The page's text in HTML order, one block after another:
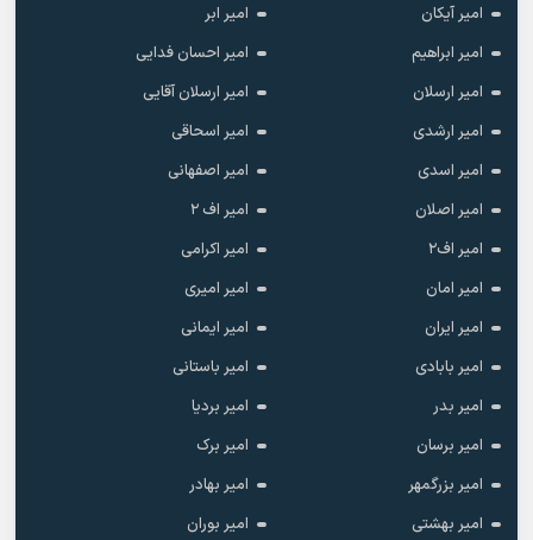
امیر آیکان
امیر ابر
امیر ابراهیم
امیر احسان فدایی
امیر ارسلان
امیر ارسلان آقایی
امیر ارشدی
امیر اسحاقی
امیر اسدی
امیر اصفهانی
امیر اصلان
امیر اف ۲
امیر اف۲
امیر اکرامی
امیر امان
امیر امیری
امیر ایران
امیر ایمانی
امیر بابادی
امیر باستانی
امیر بدر
امیر بردیا
امیر برسان
امیر برک
امیر بزرگمهر
امیر بهادر
امیر بهشتی
امیر بوران